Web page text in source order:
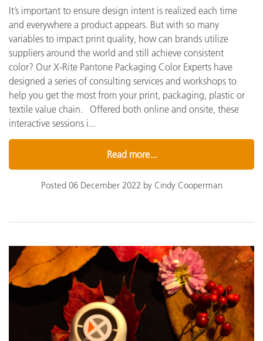
It’s important to ensure design intent is realized each time
and everywhere a product appears. But with so many
variables to impact print quality, how can brands utilize
suppliers around the world and still achieve consistent
color? Our X-Rite Pantone Packaging Color Experts have
designed a series of consulting services and workshops to
help you get the most from your print, packaging, plastic or
textile value chain. Offered both online and onsite, these
interactive sessions i...
Read more...
Posted 06 December 2022 by Cindy Cooperman